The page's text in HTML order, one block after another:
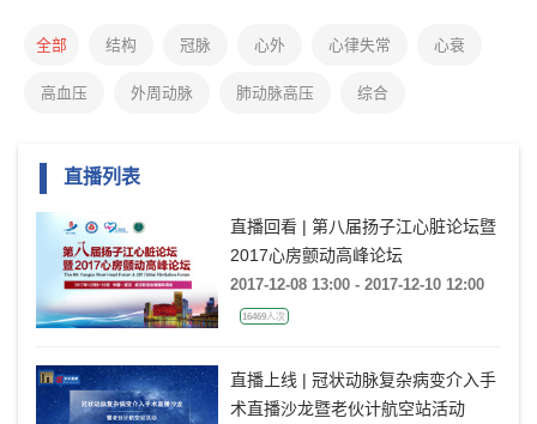
全部 结构 冠脉 心外 心律失常 心衰
高血压 外周动脉 肺动脉高压 综合
直播列表
直播回看 | 第八届扬子江心脏论坛暨
2017心房颤动高峰论坛
2017-12-08 13:00 - 2017-12-10 12:00
16469人次
直播上线 | 冠状动脉复杂病变介入手
术直播沙龙暨老伙计航空站活动